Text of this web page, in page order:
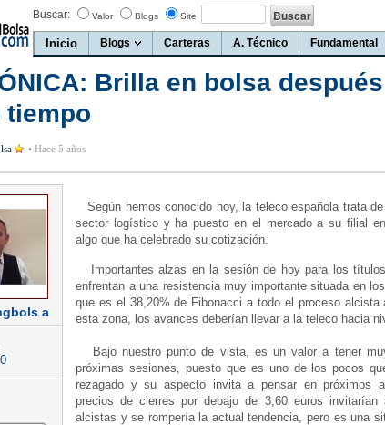
Buscar: Valor Blogs Site
Inicio Blogs Carteras A. Técnico Fundamental
Brilla en bolsa
tiempo
• Hace 5 años
a
0
Según hemos conocido hoy, la teleco española trata
sector logístico y ha puesto en el mercado a su filial
algo que ha celebrado su cotización.
Importantes alzas en la sesión de hoy para los
enfrentan a una resistencia muy importante situada en
que es el 38,20% de Fibonacci a todo el proceso alcista
esta zona, los avances deberían llevar a la teleco hacia
Bajo nuestro punto de vista, es un valor a tener
próximas sesiones, puesto que es uno de los pocos
rezagado y su aspecto invita a pensar en próximos
precios de cierres por debajo de 3,60 euros invitarían
alcistas y se rompería la actual tendencia, pero es una